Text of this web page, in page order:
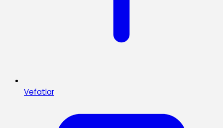
Vefatlar